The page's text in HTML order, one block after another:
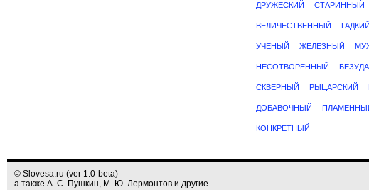
ДРУЖЕСКИЙ СТАРИННЫЙ
ВЕЛИЧЕСТВЕННЫЙ ГАДКИЙ
УЧЕНЫЙ ЖЕЛЕЗНЫЙ
НЕСОТВОРЕННЫЙ
СКВЕРНЫЙ РЫЦАРСКИЙ
ДОБАВОЧНЫЙ
КОНКРЕТНЫЙ
© Slovesa.ru (ver 1.0-beta)
а также А. С. Пушкин, М. Ю. Лермонтов и другие.